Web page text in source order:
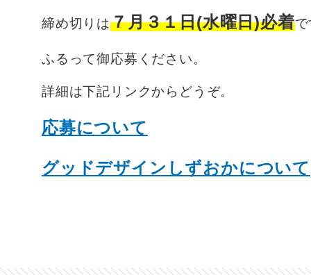
締め切りは７月３１日(水曜日)必着
ふるって御応募ください。
詳細は下記リンクからどうぞ。
応募について
グッドデザインしずおかについて